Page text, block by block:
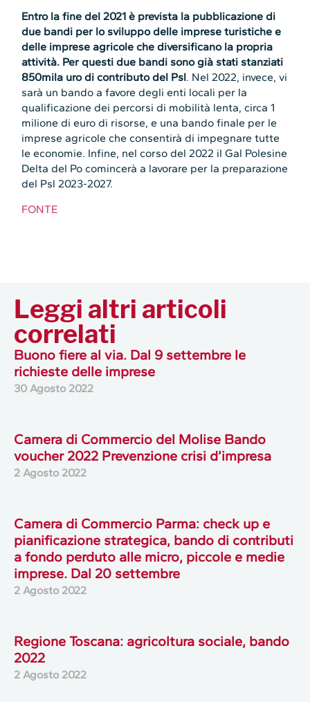
Entro la fine del 2021 è prevista la pubblicazione di
due bandi per lo sviluppo delle imprese turistiche e
delle imprese agricole che diversificano la propria
attività. Per questi due bandi sono già stati stanziati
850mila uro di contributo del Psl. Nel 2022, invece, vi
sarà un bando a favore degli enti locali per la
qualificazione dei percorsi di mobilità lenta, circa 1
milione di euro di risorse, e una bando finale per le
imprese agricole che consentirà di impegnare tutte
le economie. Infine, nel corso del 2022 il Gal Polesine
Delta del Po comincerà a lavorare per la preparazione
del Psl 2023-2027.
FONTE
Leggi altri articoli
correlati
Buono fiere al via. Dal 9 settembre le
richieste delle imprese
30 Agosto 2022
Camera di Commercio del Molise Bando
voucher 2022 Prevenzione crisi d’impresa
2 Agosto 2022
Camera di Commercio Parma: check up e
pianificazione strategica, bando di contributi
a fondo perduto alle micro, piccole e medie
imprese. Dal 20 settembre
2 Agosto 2022
Regione Toscana: agricoltura sociale, bando
2022
2 Agosto 2022